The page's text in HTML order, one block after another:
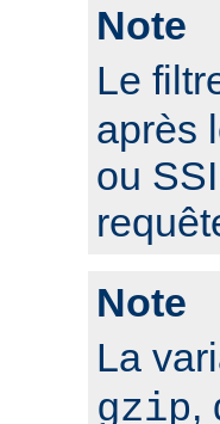
Note
Le
après
ou
Note
La
gzip,